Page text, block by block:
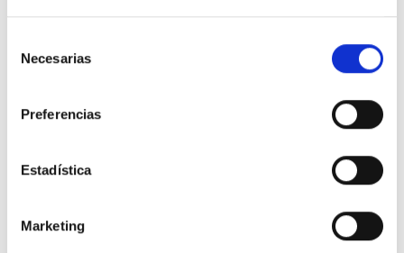
Necesarias
Preferencias
Estadística
Marketing
BRASAGE À LA VAGUE REFLOW